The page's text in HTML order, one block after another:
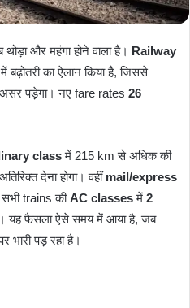
और महंगा होने वाला है। Railway
बढ़ोतरी का ऐलान किया है, जिससे
असर पड़ेगा। नए fare rates 26
classमें 215 km से अधिक की
अतिरिक्त देना होगा। वहींmail/express
trains कीAC classesमें 2
यह फैसला ऐसे समय में आया है, जब
पड़ रहा है।